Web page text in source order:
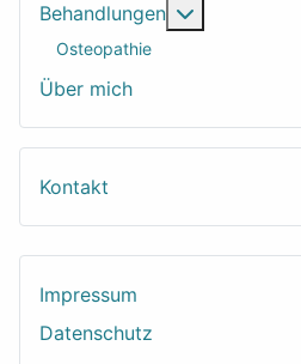
Behandlungen
Osteopathie
Über mich
Kontakt
Impressum
Datenschutz